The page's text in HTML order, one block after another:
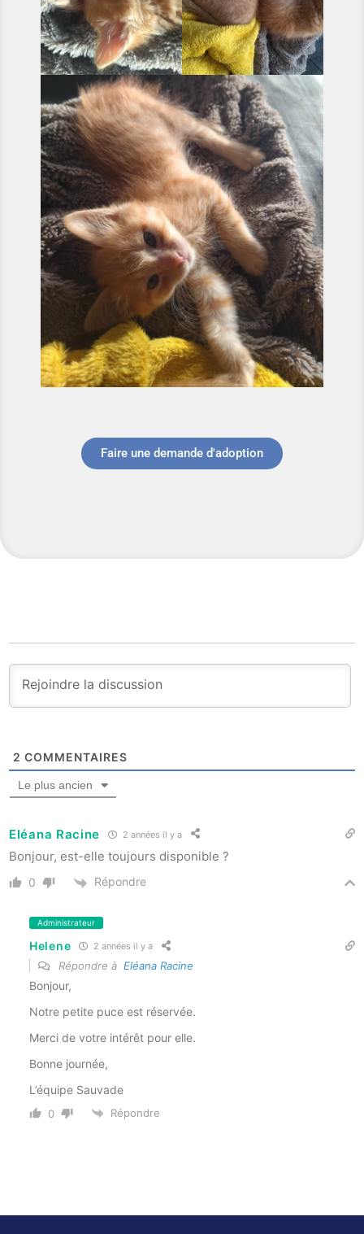
Faire une demande d'adoption
2 COMMENTAIRES
Le plus ancien
Eléana Racine 2 années il y a
Bonjour, est-elle toujours disponible ?
0 Répondre
Administrateur
Helene 2 années il y a
Répondre à Eléana Racine
Bonjour,
Notre petite puce est réservée.
Merci de votre intérêt pour elle.
Bonne journée,
L’équipe Sauvade
0 Répondre